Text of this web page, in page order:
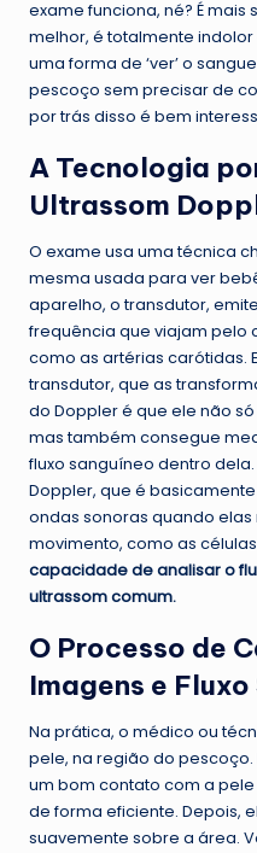
exame funciona, né? É
melhor, é totalmente
uma forma de ‘ver’ o
pescoço sem precisar de
por trás disso é bem
A Tecnologia
Ultrassom
O exame usa uma técnica
mesma usada para ver
aparelho, o transdutor,
frequência que viajam pelo
como as artérias carótidas.
transdutor, que as
do Doppler é que ele não
mas também consegue
fluxo sanguíneo dentro
Doppler, que é
ondas sonoras quando
movimento, como as
capacidade de analisar o
ultrassom comum.
O Processo de
Imagens e
Na prática, o médico ou
pele, na região do pescoço.
um bom contato com a
de forma eficiente. Depois,
suavemente sobre a área.